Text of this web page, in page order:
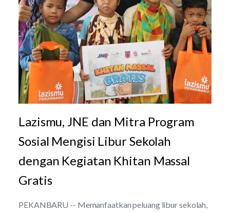
Lazismu, JNE dan Mitra Program
Sosial Mengisi Libur Sekolah
dengan Kegiatan Khitan Massal
Gratis
PEKANBARU -- Memanfaatkan peluang libur sekolah,